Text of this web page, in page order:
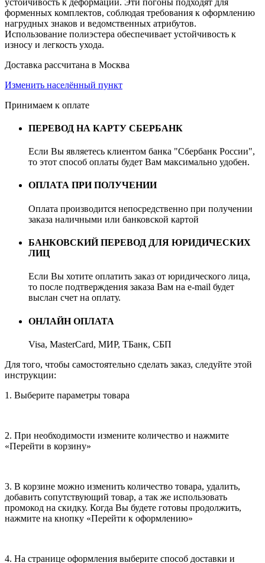
форменных комплектов, соблюдая требования к оформлению
нагрудных знаков и ведомственных атрибутов.
Использование полиэстера обеспечивает устойчивость к
износу и легкость ухода.
Доставка рассчитана в Москва
Изменить населённый пункт
Принимаем к оплате
ПЕРЕВОД НА КАРТУ СБЕРБАНК
Если Вы являетесь клиентом банка "Сбербанк России",
то этот способ оплаты будет Вам максимально удобен.
ОПЛАТА ПРИ ПОЛУЧЕНИИ
Оплата производится непосредственно при получении
заказа наличными или банковской картой
БАНКОВСКИЙ ПЕРЕВОД ДЛЯ ЮРИДИЧЕСКИХ
ЛИЦ
Если Вы хотите оплатить заказ от юридического лица,
то после подтверждения заказа Вам на e-mail будет
выслан счет на оплату.
ОНЛАЙН ОПЛАТА
Visa, MasterCard, МИР, ТБанк, СБП
Для того, чтобы самостоятельно сделать заказ, следуйте этой
инструкции:
1. Выберите параметры товара
2. При необходимости измените количество и нажмите
«Перейти в корзину»
3. В корзине можно изменить количество товара, удалить,
добавить сопутствующий товар, а так же использовать
промокод на скидку. Когда Вы будете готовы продолжить,
нажмите на кнопку «Перейти к оформлению»
4. На странице оформления выберите способ доставки и